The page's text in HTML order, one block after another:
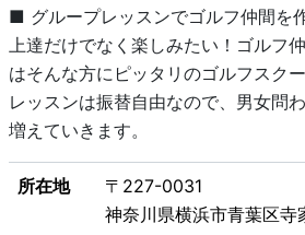
■ グループレッスンでゴルフ仲間を
上達だけでなく楽しみたい！ゴルフ
はそんな方にピッタリのゴルフスクー
レッスンは振替自由なので、男女問
増えていきます。
所在地
〒227-0031
神奈川県横浜市青葉区寺